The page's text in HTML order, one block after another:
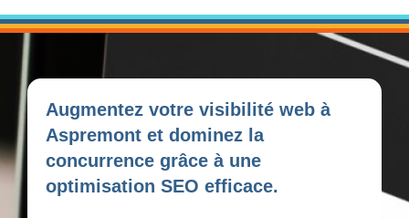
Augmentez votre visibilité web à
Aspremont et dominez la
concurrence grâce à une
optimisation SEO efficace.